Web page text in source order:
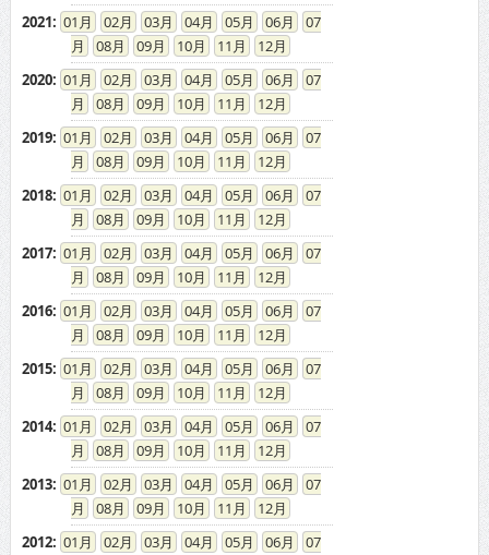
2021: 01 02 03 04 05 06
07
08
09 10 11
12
2020: 01 02 03 04 05 06
07
08
09 10 11
12
2019: 01 02 03 04 05 06
07
08
09 10 11
12
2018: 01 02 03 04 05 06
07
08
09 10 11
12
2017: 01 02 03 04 05 06
07
08
09 10 11
12
2016: 01 02 03 04 05 06
07
08
09 10 11
12
2015: 01 02 03 04 05 06
07
08
09 10 11
12
2014: 01 02 03 04 05 06
07
08
09 10 11
12
2013: 01 02 03 04 05 06
07
08
09 10 11
12
2012: 01 02 03 04 05 06
07